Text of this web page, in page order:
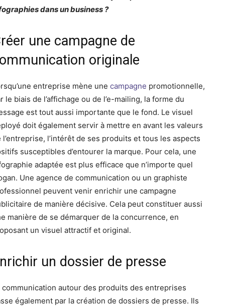
dans un business ?
une campagne de
originale
entreprise mène unecampagne promotionnelle,
le biais de l’affichage ou de l’e-mailing, la forme du
est tout aussi importante que le fond. Le visuel
doit également servir à mettre en avant les valeurs
l’entreprise, l’intérêt de ses produits et tous les aspects
susceptibles d’entourer la marque. Pour cela, une
adaptée est plus efficace que n’importe quel
Une agence de communication ou un graphiste
peuvent venir enrichir une campagne
de manière décisive. Cela peut constituer aussi
manière de se démarquer de la concurrence, en
un visuel attractif et original.
un dossier de presse
communication autour des produits des entreprises
également par la création de dossiers de presse. Ils